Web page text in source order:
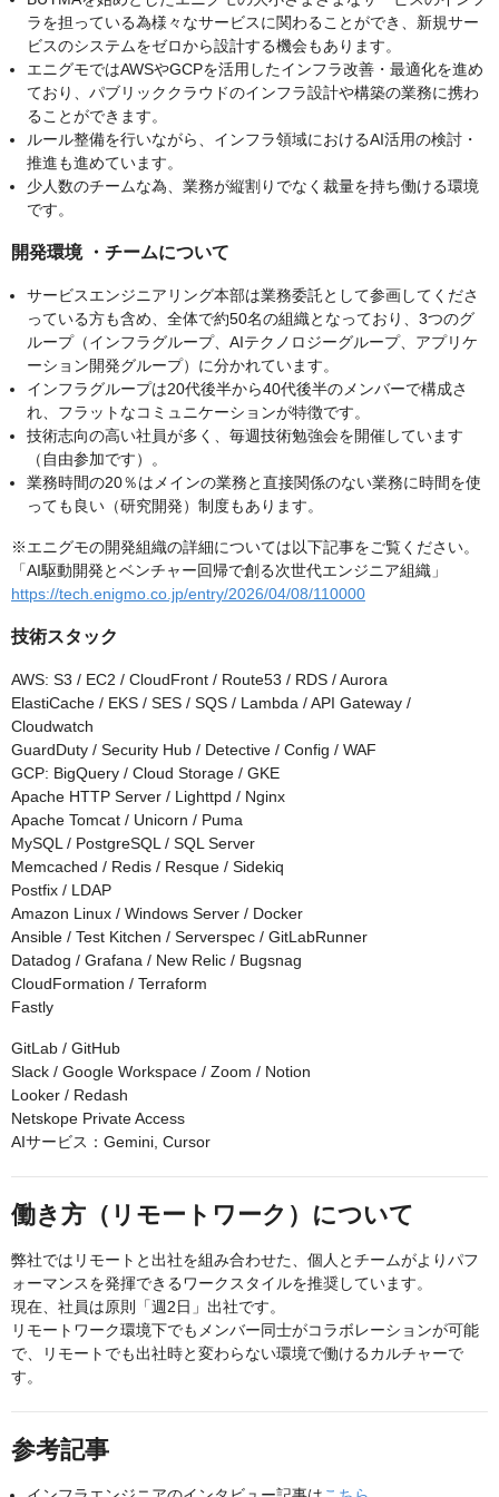
ラを担っている為様々なサービスに関わることができ、新規サー
ビスのシステムをゼロから設計する機会もあります。
エニグモではAWSやGCPを活用したインフラ改善・最適化を進め
ており、パブリッククラウドのインフラ設計や構築の業務に携わ
ることができます。
ルール整備を行いながら、インフラ領域におけるAI活用の検討・
推進も進めています。
少人数のチームな為、業務が縦割りでなく裁量を持ち働ける環境
です。
開発環境 ・チームについて
サービスエンジニアリング本部は業務委託として参画してくださ
っている方も含め、全体で約50名の組織となっており、3つのグ
ループ（インフラグループ、AIテクノロジーグループ、アプリケ
ーション開発グループ）に分かれています。
インフラグループは20代後半から40代後半のメンバーで構成さ
れ、フラットなコミュニケーションが特徴です。
技術志向の高い社員が多く、毎週技術勉強会を開催しています
（自由参加です）。
業務時間の20％はメインの業務と直接関係のない業務に時間を使
っても良い（研究開発）制度もあります。
※エニグモの開発組織の詳細については以下記事をご覧ください。
「AI駆動開発とベンチャー回帰で創る次世代エンジニア組織」
https://tech.enigmo.co.jp/entry/2026/04/08/110000
技術スタック
AWS: S3 / EC2 / CloudFront / Route53 / RDS / Aurora
ElastiCache / EKS / SES / SQS / Lambda / API Gateway /
Cloudwatch
GuardDuty / Security Hub / Detective / Config / WAF
GCP: BigQuery / Cloud Storage / GKE
Apache HTTP Server / Lighttpd / Nginx
Apache Tomcat / Unicorn / Puma
MySQL / PostgreSQL / SQL Server
Memcached / Redis / Resque / Sidekiq
Postfix / LDAP
Amazon Linux / Windows Server / Docker
Ansible / Test Kitchen / Serverspec / GitLabRunner
Datadog / Grafana / New Relic / Bugsnag
CloudFormation / Terraform
Fastly
GitLab / GitHub
Slack / Google Workspace / Zoom / Notion
Looker / Redash
Netskope Private Access
AIサービス：Gemini, Cursor
働き方（リモートワーク）について
弊社ではリモートと出社を組み合わせた、個人とチームがよりパフ
ォーマンスを発揮できるワークスタイルを推奨しています。
現在、社員は原則「週2日」出社です。
リモートワーク環境下でもメンバー同士がコラボレーションが可能
で、リモートでも出社時と変わらない環境で働けるカルチャーで
す。
参考記事